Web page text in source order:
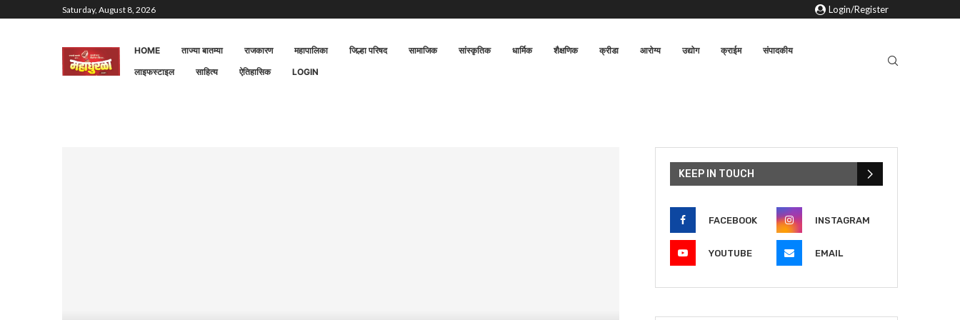
Saturday, August 8, 2026 Login/Register
HOME ताज्या बातम्या राजकारण महापालिका जिल्हा परिषद सामाजिक सांस्कृतिक धार्मिक शैक्षणिक क्रीडा आरोग्य उद्योग क्राईम
संपादकीय
लाइफस्टाइल
साहित्य ऐतिहासिक LOGIN
KEEP IN TOUCH
FACEBOOK INSTAGRAM
YOUTUBE EMAIL